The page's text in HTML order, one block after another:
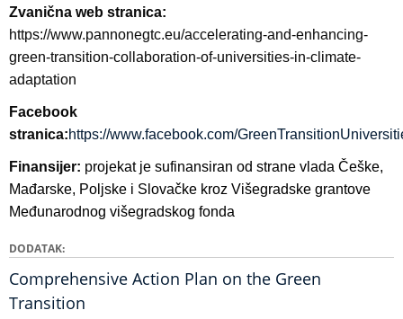
Zvanična web stranica:
https://www.pannonegtc.eu/accelerating-and-enhancing-
green-transition-collaboration-of-universities-in-climate-
adaptation
Facebook
stranica:https://www.facebook.com/
Finansijer: projekat je sufinansiran od strane vlada Češke,
Mađarske, Poljske i Slovačke kroz Višegradske grantove
Međunarodnog višegradskog fonda
DODATAK
Comprehensive Action Plan on the Green
Transition